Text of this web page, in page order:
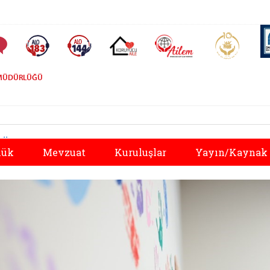
Sıkça Sorulan SorularAlo 183 (yeni sekmede açılır)Alo 144 (yeni sekmede açılır)Koruyucu Aile (yeni sekmede açılır)
AİLEM İletişim Aile ve
Mevzuat Kuruluşlar Yayın/Kaynak